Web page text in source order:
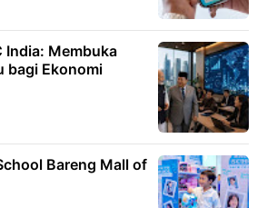
India: Membuka
bagi Ekonomi
Bareng Mall of